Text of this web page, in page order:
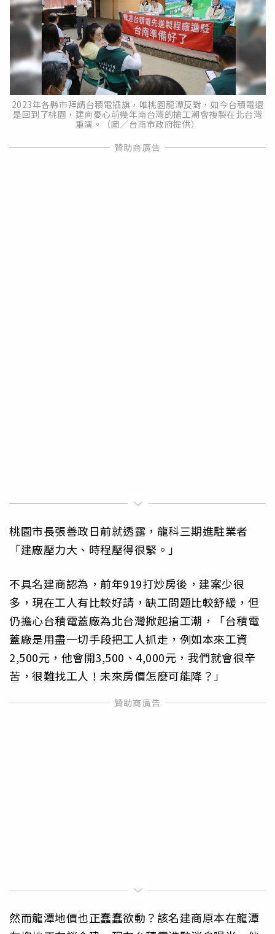
2023年各縣市拜請台積電插旗，唯桃園龍潭反對，如今台積電還
是回到了桃園，建商憂心前幾年南台灣的搶工潮會複製在北台灣
重演。（圖／台南市政府提供）
桃園市長張善政日前就透露，龍科三期進駐業者
「建廠壓力大、時程壓得很緊。」
不具名建商認為，前年919打炒房後，建案少很
多，現在工人有比較好請，缺工問題比較舒緩，但
仍擔心台積電蓋廠為北台灣掀起搶工潮，「台積電
蓋廠是用盡一切手段把工人抓走，例如本來工資
2,500元，他會開3,500、4,000元，我們就會很辛
苦，很難找工人！未來房價怎麼可能降？」
然而龍潭地價也正蠢蠢欲動？該名建商原本在龍潭